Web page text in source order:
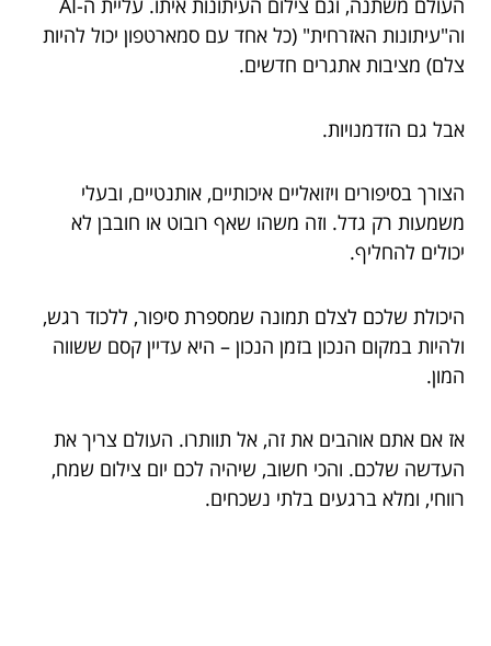
העולם משתנה, וגם צילום העיתונות איתו. עליית ה-AI
וה"עיתונות האזרחית" (כל אחד עם סמארטפון יכול להיות
צלם) מציבות אתגרים חדשים.
אבל גם הזדמנויות.
הצורך בסיפורים ויזואליים איכותיים, אותנטיים, ובעלי
משמעות רק גדל. וזה משהו שאף רובוט או חובבן לא
יכולים להחליף.
היכולת שלכם לצלם תמונה שמספרת סיפור, ללכוד רגש,
ולהיות במקום הנכון בזמן הנכון – היא עדיין קסם ששווה
המון.
אז אם אתם אוהבים את זה, אל תוותרו. העולם צריך את
העדשה שלכם. והכי חשוב, שיהיה לכם יום צילום שמח,
רווחי, ומלא ברגעים בלתי נשכחים.